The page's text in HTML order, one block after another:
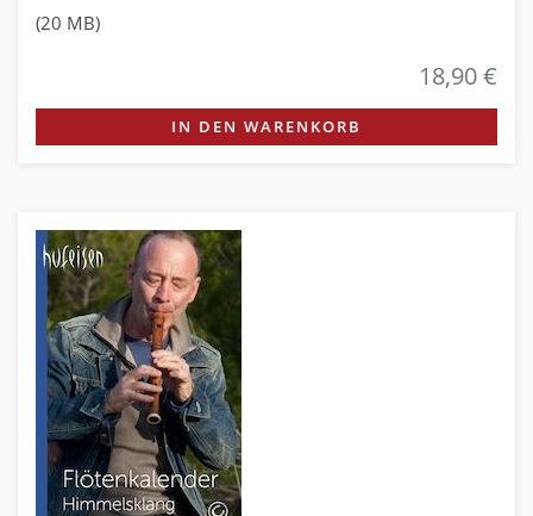
(20 MB)
18,90 €
IN DEN WARENKORB